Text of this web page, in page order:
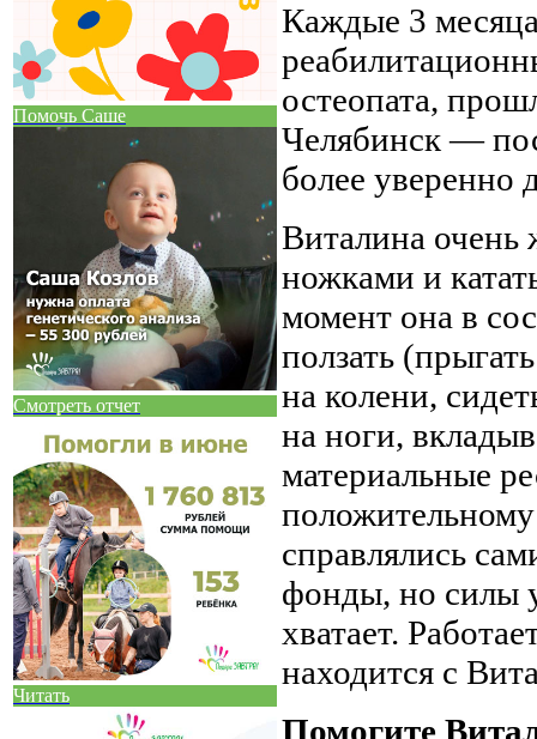
Помочь Саше
Смотреть отчет
Читать
Каждые 3
остеопата,
Челябинск —
более уверенно
Виталина очень
ножками и
момент она в
ползать
на колени,
на ноги,
материальные
положительному
справлялись
фонды, но силы
хватает.
находится с
Помогите